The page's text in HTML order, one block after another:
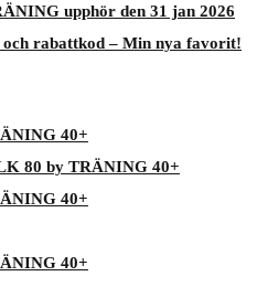
upphör den 31 jan 2026
rabattkod – Min nya favorit!
40+
80 by TRÄNING 40+
40+
40+